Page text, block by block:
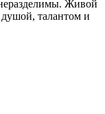
Живой
талантом и